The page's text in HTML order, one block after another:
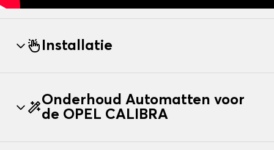
Installatie
Onderhoud Automatten voor
de OPEL CALIBRA